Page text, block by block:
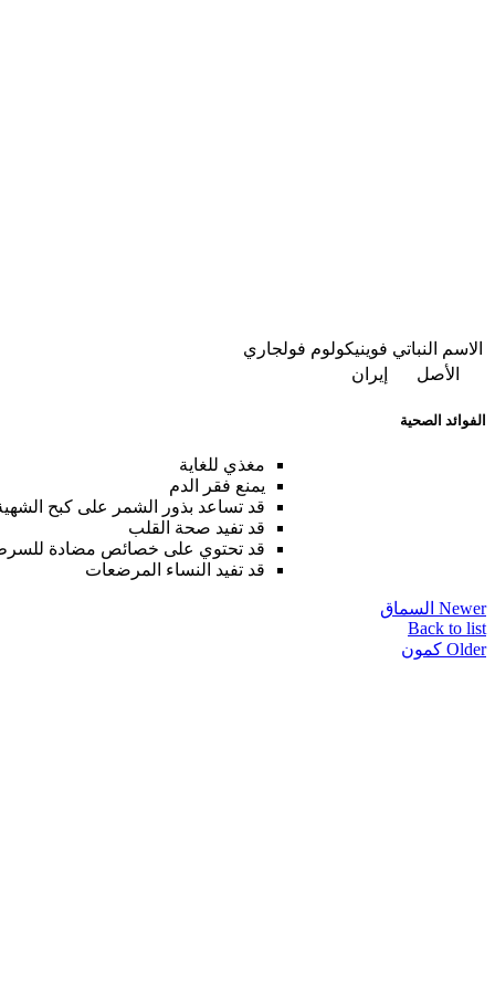
الاسم النباتي فوينيكولوم فولجاري
الأصل
إيران
الفوائد الصحية
مغذي للغاية
يمنع فقر الدم
قد تساعد بذور الشمر على كبح
قد تفيد صحة القلب
قد تحتوي على خصائص مضادة
قد تفيد النساء المرضعات
Newer السماق
Back to list
Older كمون